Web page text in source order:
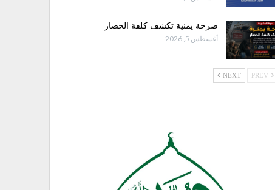
صرخة يمنية تكشف كلفة الحصار
أغسطس 5, 2026
NEXT